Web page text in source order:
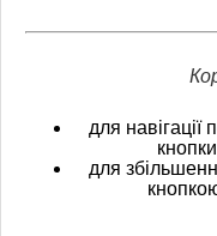
для навігації
для